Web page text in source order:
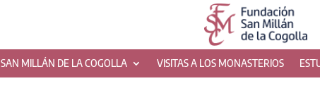
SAN MILLÁN DE LA COGOLLA VISITAS A LOS MONASTERIOS